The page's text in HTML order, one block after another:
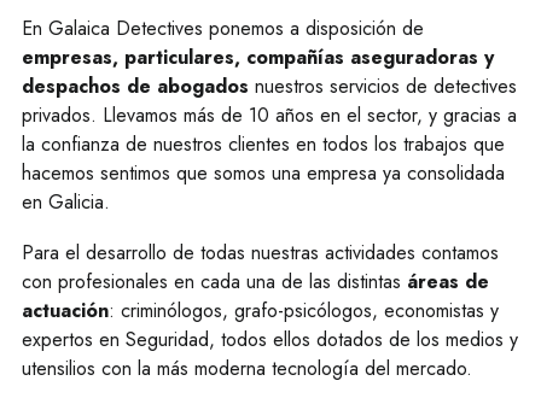
En Galaica Detectives ponemos a disposición de
empresas, particulares, compañías aseguradoras y
despachos de abogados nuestros servicios de detectives
privados. Llevamos más de 10 años en el sector, y gracias a
la confianza de nuestros clientes en todos los trabajos que
hacemos sentimos que somos una empresa ya consolidada
en Galicia.
Para el desarrollo de todas nuestras actividades contamos
con profesionales en cada una de las distintas áreas de
actuación: criminólogos, grafo-psicólogos, economistas y
expertos en Seguridad, todos ellos dotados de los medios y
utensilios con la más moderna tecnología del mercado.